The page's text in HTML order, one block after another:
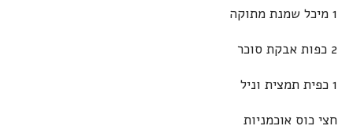
1 מיכל שמנת מתוקה
2 כפות אבקת סוכר
1 כפית תמצית וניל
חצי כוס אוכמניות